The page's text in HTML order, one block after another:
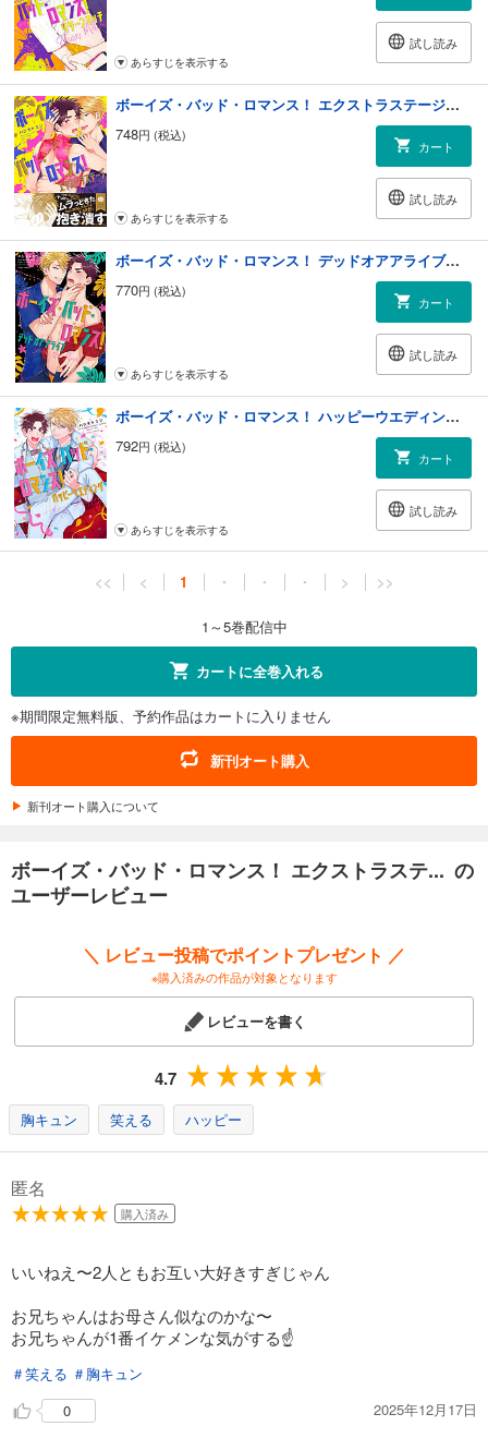
試し読み
あらすじを表示する
ボーイズ・バッド・ロマンス！ エクストラステージ【電子特典付き】
748円 (税込)
カート
試し読み
あらすじを表示する
ボーイズ・バッド・ロマンス！ デッドオアアライブ【電子特典付き】
770円 (税込)
カート
試し読み
あらすじを表示する
ボーイズ・バッド・ロマンス！ ハッピーウエディング【電子特典付き】
792円 (税込)
カート
試し読み
あらすじを表示する
<< < 1 ・ ・ ・ > >>
1～5巻配信中
カートに全巻入れる
※期間限定無料版、予約作品はカートに入りません
新刊オート購入
新刊オート購入について
ボーイズ・バッド・ロマンス！ エクストラステ... の
ユーザーレビュー
＼ レビュー投稿でポイントプレゼント ／
※購入済みの作品が対象となります
レビューを書く
4.7
胸キュン 笑える ハッピー
匿名
購入済み
いいねえ〜2人ともお互い大好きすぎじゃん
お兄ちゃんはお母さん似なのかな〜
お兄ちゃんが1番イケメンな気がする☝️
＃笑える ＃胸キュン
0
2025年12月17日